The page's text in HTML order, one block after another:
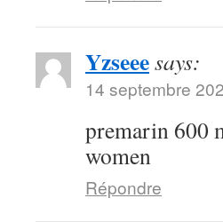
Yzseeesays:
14 septembre
premarin 600
women
Répondre